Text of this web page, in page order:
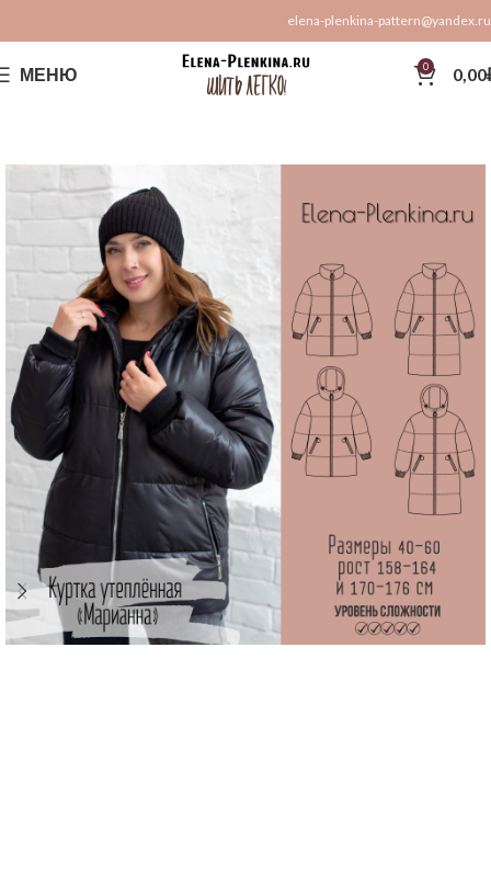
elena-plenkina-pattern@yandex.ru
МЕНЮ 0 0,00